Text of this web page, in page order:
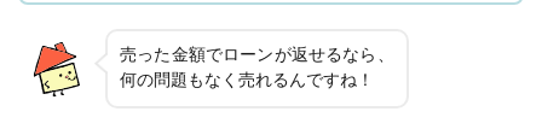
売った金額でローンが返せるなら、
何の問題もなく売れるんですね！